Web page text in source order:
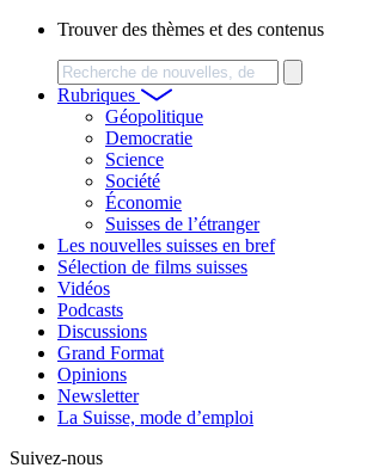
Trouver des thèmes et des contenus
Chercher
Rubriques
Géopolitique
Democratie
Science
Société
Économie
Suisses de l’étranger
Les nouvelles suisses en bref
Sélection de films suisses
Vidéos
Podcasts
Discussions
Grand Format
Opinions
Newsletter
La Suisse, mode d’emploi
Suivez-nous